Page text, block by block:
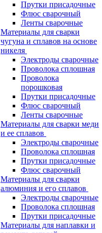
Прутки присадочные
Флюс сварочный
Ленты сварочные
Материалы для сварки
чугуна и сплавов на основе
никеля
Электроды сварочные
Проволока сплошная
Проволока
порошковая
Прутки присадочные
Флюс сварочный
Ленты сварочные
Материалы для сварки меди
и ее сплавов
Электроды сварочные
Проволока сплошная
Прутки присадочные
Флюс сварочный
Материалы для сварки
алюминия и его сплавов
Электроды сварочные
Проволока сплошная
Прутки присадочные
Материалы для наплавки и